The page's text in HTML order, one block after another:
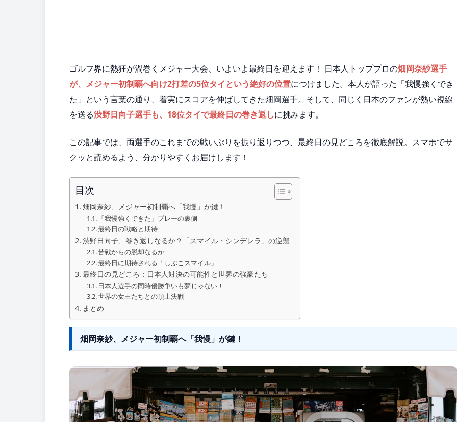
ゴルフ界に熱狂が渦巻くメジャー大会、いよいよ最終日を迎えます！ 日本人トッププロの畑岡奈紗選手
が、メジャー初制覇へ向け2打差の5位タイという絶好の位置につけました。本人が語った「我慢強くでき
た」という言葉の通り、着実にスコアを伸ばしてきた畑岡選手。そして、同じく日本のファンが熱い視線
を送る渋野日向子選手も、18位タイで最終日の巻き返しに挑みます。
この記事では、両選手のこれまでの戦いぶりを振り返りつつ、最終日の見どころを徹底解説。スマホでサ
クッと読めるよう、分かりやすくお届けします！
目次
畑岡奈紗、メジャー初制覇へ「我慢」が鍵！
「我慢強くできた」プレーの裏側
最終日の戦略と期待
渋野日向子、巻き返しなるか？「スマイル・シンデレラ」の逆襲
苦戦からの脱却なるか
最終日に期待される「しぶこスマイル」
最終日の見どころ：日本人対決の可能性と世界の強豪たち
日本人選手の同時優勝争いも夢じゃない！
世界の女王たちとの頂上決戦
まとめ
畑岡奈紗、メジャー初制覇へ「我慢」が鍵！